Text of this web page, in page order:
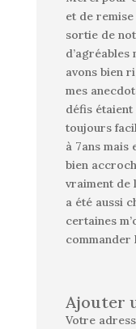
et de
sortie de
d’agréables
avons bien
mes
défis étaient
toujours
à 7ans mais
bien
vraiment de
a été aussi
certaines
commander
Ajouter
Votre